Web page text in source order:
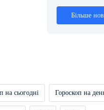
Більше
на сьогодні Гороскоп на